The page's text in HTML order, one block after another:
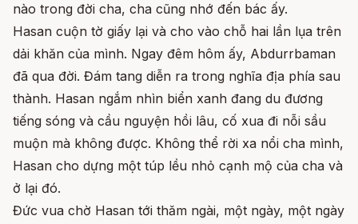
nào trong đời cha, cha cũng nhớ đến bác ấy.
Hasan cuộn tờ giấy lại và cho vào chỗ hai lần lụa trên
dải khăn của mình. Ngay đêm hôm ấy, Abdurrbaman
đã qua đời. Đám tang diễn ra trong nghĩa địa phía sau
thành. Hasan ngắm nhìn biển xanh đang du đương
tiếng sóng và cầu nguyện hồi lâu, cố xua đi nỗi sầu
muộn mà không được. Không thể rời xa nổi cha mình,
Hasan cho dựng một túp lều nhỏ cạnh mộ của cha và
ở lại đó.
Đức vua chờ Hasan tới thăm ngài, một ngày, một ngày